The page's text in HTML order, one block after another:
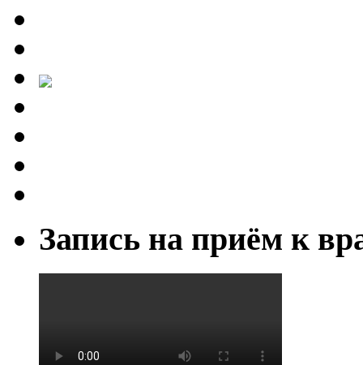
Запись на приём к